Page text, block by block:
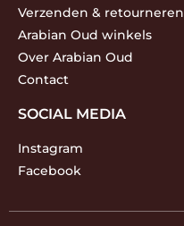
Verzenden & retourneren
Arabian Oud winkels
Over Arabian Oud
Contact
SOCIAL MEDIA
Instagram
Facebook